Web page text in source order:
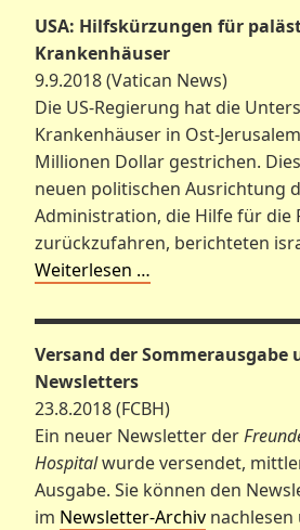
USA: Hilfskürzungen für
Krankenhäuser
9.9.2018 (Vatican News)
Die US-Regierung hat die
Krankenhäuser in Ost-
Millionen Dollar gestrichen.
neuen politischen Ausrichtung
Administration, die Hilfe für die
zurückzufahren, berichteten
Weiterlesen …
Versand der Sommerausgabe
Newsletters
23.8.2018 (FCBH)
Ein neuer Newsletter der
Hospitalwurde versendet,
Ausgabe. Sie können den
im Newsletter-Archiv nachlesen